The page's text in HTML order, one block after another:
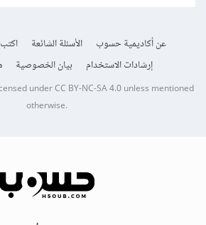
عن أكاديمية حسوب الأسئلة الشائعة
إرشادات الاستخدام
بيان الخصوصية
underCC BY-NC-SA 4.0unless mentioned
otherwise.